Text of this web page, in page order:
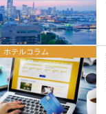
ホテルコラム